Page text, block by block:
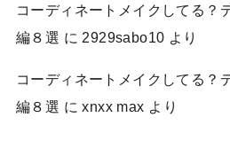
コーディネートメイクしてる？
編８選 に 2929sabo10 より
コーディネートメイクしてる？
編８選 にxnxx max より